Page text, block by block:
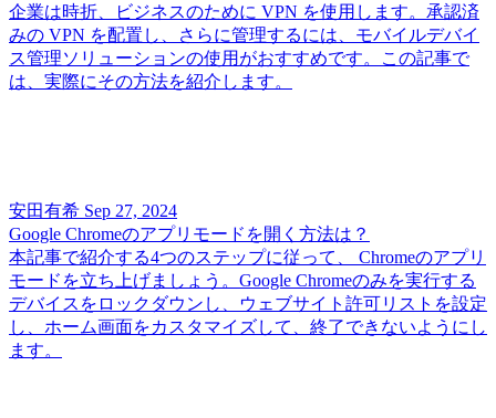
企業は時折、ビジネスのために VPN を使用します。承認済
みの VPN を配置し、さらに管理するには、モバイルデバイ
ス管理ソリューションの使用がおすすめです。この記事で
は、実際にその方法を紹介します。
安田有希 Sep 27, 2024
Google Chromeのアプリモードを開く方法は？
本記事で紹介する4つのステップに従って、 Chromeのアプリ
モードを立ち上げましょう。Google Chromeのみを実行する
デバイスをロックダウンし、ウェブサイト許可リストを設定
し、ホーム画面をカスタマイズして、終了できないようにし
ます。